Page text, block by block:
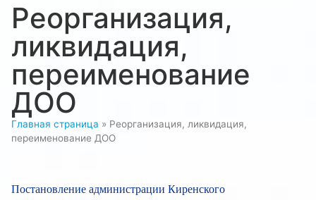
Реорганизация,
ликвидация,
переименование
ДОО
Главная страница » Реорганизация, ликвидация,
переименование ДОО
Постановление администрации Киренского